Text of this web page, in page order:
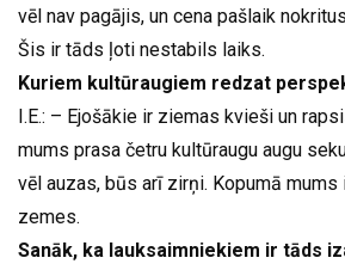
vēl nav pagājis, un cena pašlaik
Šis ir tāds ļoti nestabils laiks.
Kuriem kultūraugiem redzat
I.E.: – Ejošākie ir ziemas kvieši un
mums prasa četru kultūraugu augu
vēl auzas, būs arī zirņi. Kopumā mums
zemes.
Sanāk, ka lauksaimniekiem ir tāds